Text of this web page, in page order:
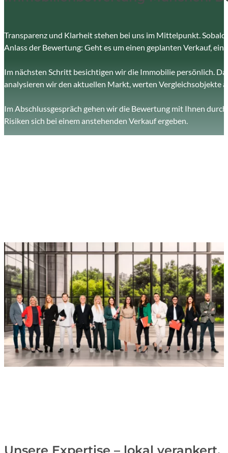
Transparenz und Klarheit stehen bei uns im Mittelpunkt.
Anlass der Bewertung: Geht es um einen geplanten Verkauf,
Im nächsten Schritt besichtigen wir die Immobilie persönlich.
analysieren wir den aktuellen Markt, werten Vergleichsobjekte
Im Abschlussgespräch gehen wir die Bewertung mit Ihnen
Risiken sich bei einem anstehenden Verkauf ergeben.
Unsere Expertise – lokal verankert,